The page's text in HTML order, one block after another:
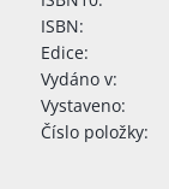
ISBN:
Edice:
Vydáno v:
Vystaveno:
Číslo položky: